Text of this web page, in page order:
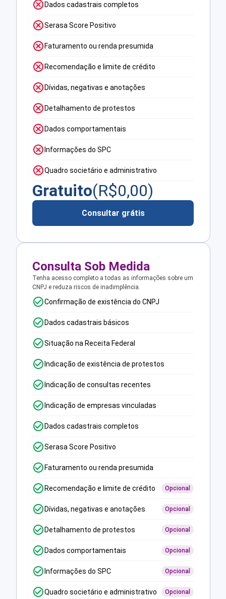
Dados cadastrais completos
Serasa Score Positivo
Faturamento ou renda presumida
Recomendação e limite de crédito
Dívidas, negativas e anotações
Detalhamento de protestos
Dados comportamentais
Informações do SPC
Quadro societário e administrativo
Gratuito(R$0,00)
Consultar grátis
Consulta Sob Medida
Tenha acesso completo a todas as informações sobre um
CNPJ e reduza riscos de inadimplência.
Confirmação de existência do CNPJ
Dados cadastrais básicos
Situação na Receita Federal
Indicação de existência de protestos
Indicação de consultas recentes
Indicação de empresas vinculadas
Dados cadastrais completos
Serasa Score Positivo
Faturamento ou renda presumida
Recomendação e limite de crédito Opcional
Dívidas, negativas e anotações Opcional
Detalhamento de protestos Opcional
Dados comportamentais Opcional
Informações do SPC Opcional
Quadro societário e administrativo Opcional